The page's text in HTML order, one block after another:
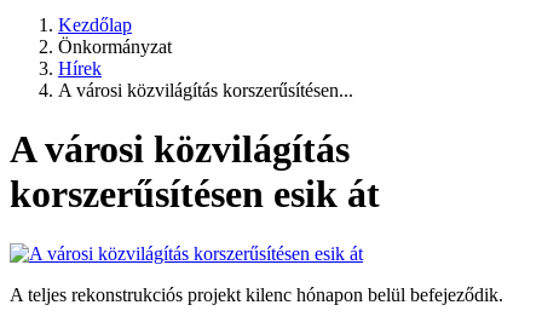
Kezdőlap
Önkormányzat
Hírek
A városi közvilágítás korszerűsítésen...
A városi közvilágítás
korszerűsítésen esik át
A teljes rekonstrukciós projekt kilenc hónapon belül befejeződik.